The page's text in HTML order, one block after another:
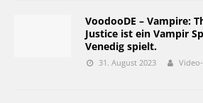
VoodooDE – Vampire:
Justice ist ein Vampir
Venedig spielt.
31. August 2023